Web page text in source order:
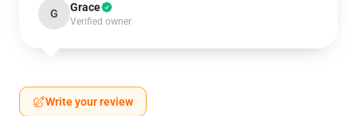
G Grace
Verified owner
Write your review